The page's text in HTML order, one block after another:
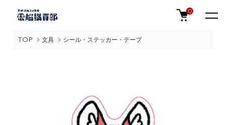
0
TOP 文具 シール・ステッカー・テープ